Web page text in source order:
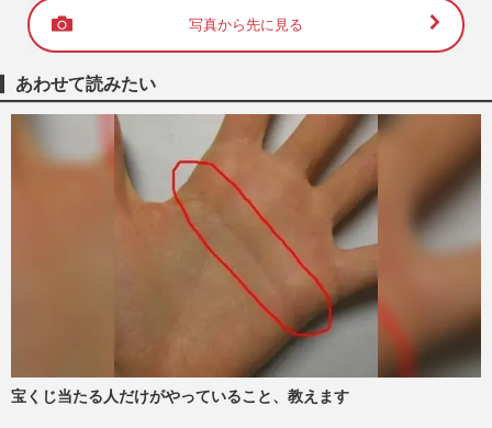
写真から先に見る
あわせて読みたい
宝くじ当たる人だけがやっていること、教えます